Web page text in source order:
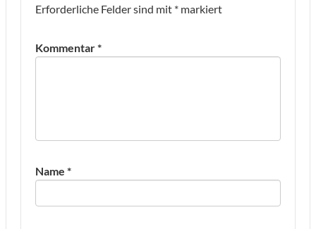
Erforderliche Felder sind mit * markiert
Kommentar*
Name *